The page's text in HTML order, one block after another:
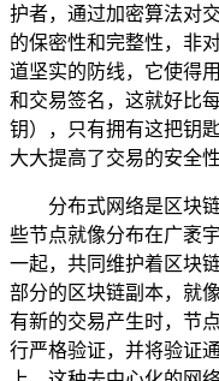
护者，通过加密算法对
的保密性和完整性，非
道坚实的防线，它使得
和交易签名，这就好比
钥），只有拥有这把钥
大大提高了交易的安全
分布式网络是区块
些节点就像分布在广袤
一起，共同维护着区块
部分的区块链副本，就
有新的交易产生时，节
行严格验证，并将验证